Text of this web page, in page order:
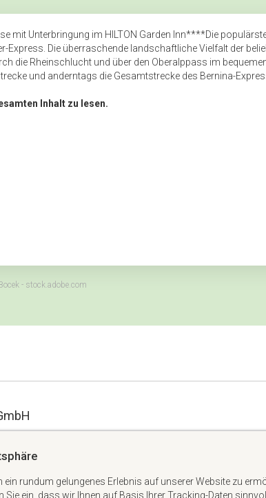
mit Unterbringung im HILTON Garden Inn****Die
Express. Die überraschende landschaftliche Vielfalt der
die Rheinschlucht und über den Oberalppass im
und anderntags die Gesamtstrecke des Bernina-
Inhalt zu lesen.
- stock.adobe.com
Rödermark
AGB
ein rundum gelungenes Erlebnis auf unserer Website zu
Sie ein, dass wir Ihnen auf Basis Ihrer Tracking-Daten